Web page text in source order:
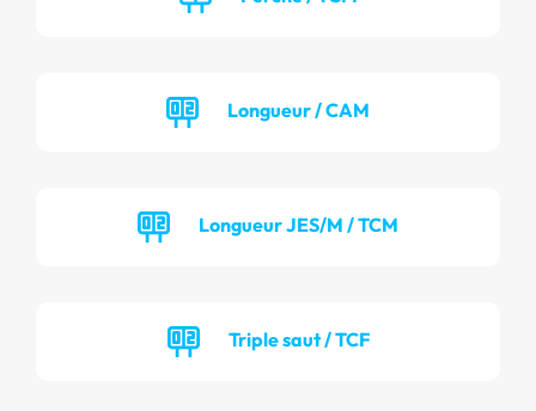
Longueur / CAM
Longueur JES/M / TCM
Triple saut / TCF